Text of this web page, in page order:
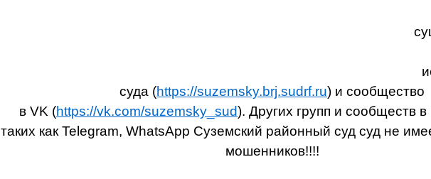
суда (https://suzemsky.brj.sudrf.ru) и сообщество
в VK (https://vk.com/suzemsky_sud). Других групп и сообществ
таких как Telegram, WhatsApp Суземский районный суд суд не
мошенников!!!!